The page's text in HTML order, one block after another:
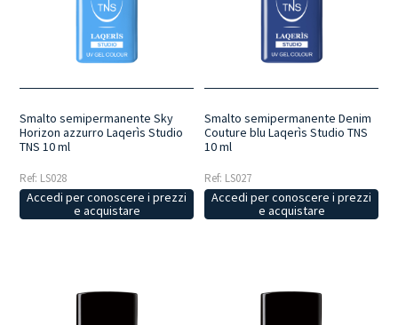
Smalto semipermanente Sky
Horizon azzurro Laqerìs Studio
TNS 10 ml
Ref: LS028
Accedi per conoscere i prezzi
e acquistare
Smalto semipermanente Denim
Couture blu Laqerìs Studio TNS
10 ml
Ref: LS027
Accedi per conoscere i prezzi
e acquistare